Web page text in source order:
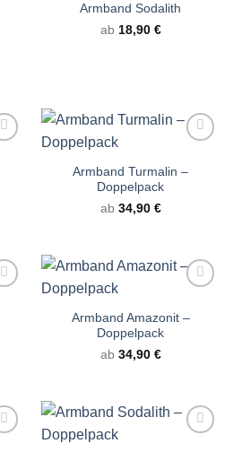
Armband Sodalith
ab 18,90 €
Armband Turmalin –
Doppelpack
ab 34,90 €
Armband Amazonit –
Doppelpack
ab 34,90 €